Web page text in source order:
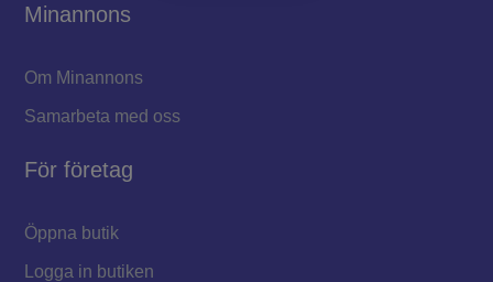
Minannons
Om Minannons
Samarbeta med oss
För företag
Öppna butik
Logga in butiken